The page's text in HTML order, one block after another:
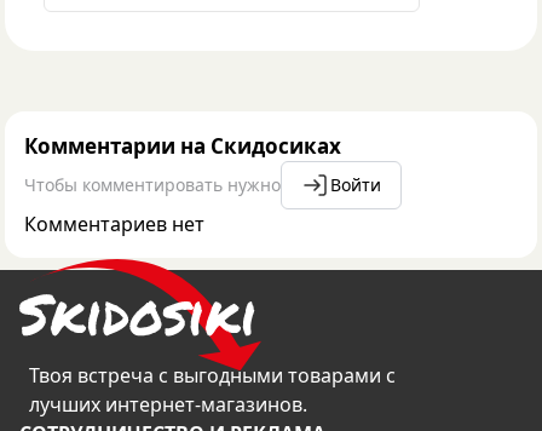
Комментарии на Скидосиках
Чтобы комментировать нужно Войти
Комментариев нет
Твоя встреча с выгодными товарами с
лучших интернет-магазинов.